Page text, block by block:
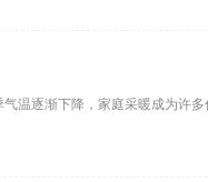
温逐渐下降，家庭采暖成为许